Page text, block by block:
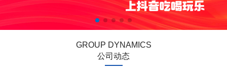
GROUP DYNAMICS
公司动态